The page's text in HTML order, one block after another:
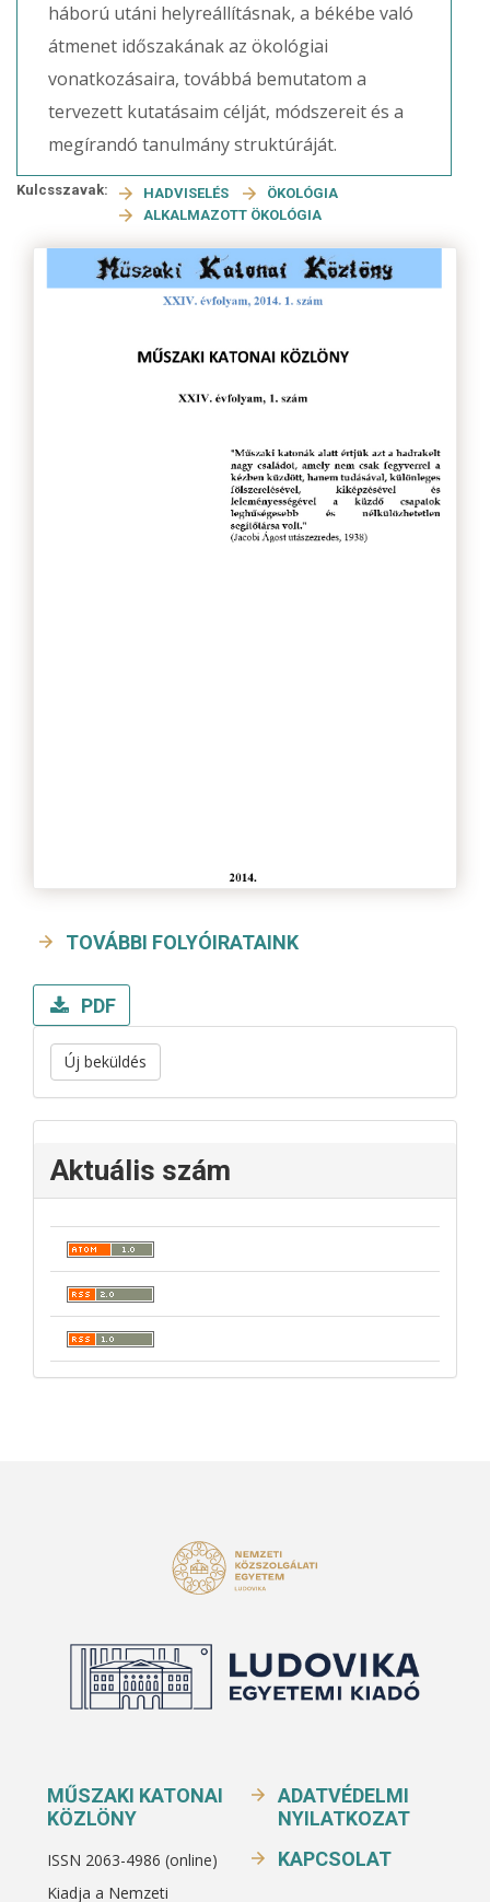
háború utáni helyreállításnak, a békébe való
átmenet időszakának az ökológiai
vonatkozásaira, továbbá bemutatom a
tervezett kutatásaim célját, módszereit és a
megírandó tanulmány struktúráját.
Kulcsszavak: HADVISELÉS
ÖKOLÓGIA
ALKALMAZOTT ÖKOLÓGIA
TOVÁBBI FOLYÓIRATAINK
PDF
Új beküldés
Aktuális szám
MŰSZAKI KATONAI
KÖZLÖNY
ISSN 2063-4986 (online)
Kiadja a Nemzeti
ADATVÉDELMI
NYILATKOZAT
KAPCSOLAT